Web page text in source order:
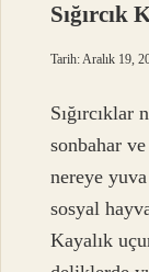
Sığırcık
Tarih: Aralık 19,
sonbahar
nereye
sosyal
Kayalık